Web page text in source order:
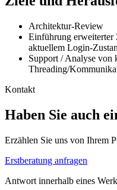
Architektur-Review
Einführung erweiterter
aktuellem Login-
Support / Analyse von
Threading/
Kontakt
Haben Sie auch
Erzählen Sie uns von Ihrem
Erstberatung anfragen
Antwort innerhalb eines